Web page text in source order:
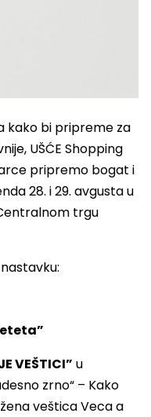
kako bi pripreme za
UŠĆE Shopping
pripremo bogat i
28. i 29. avgusta u
trgu
VEŠTICI” u
zrno“ – Kako
veštica Veca a